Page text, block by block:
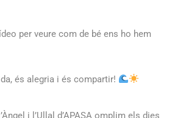
per veure com de bé ens ho hem
és alegria i és compartir!
i l’Ullal d’APASA omplim els dies